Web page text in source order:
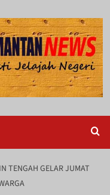
TENGAH GELAR JUMAT